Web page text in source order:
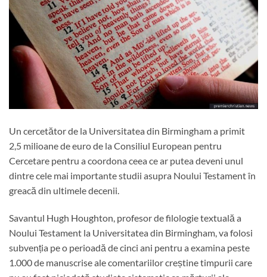
Un cercetător de la Universitatea din Birmingham a primit
2,5 milioane de euro de la Consiliul European pentru
Cercetare pentru a coordona ceea ce ar putea deveni unul
dintre cele mai importante studii asupra Noului Testament în
greacă din ultimele decenii.
Savantul Hugh Houghton, profesor de filologie textuală a
Noului Testament la Universitatea din Birmingham, va folosi
subvenția pe o perioadă de cinci ani pentru a examina peste
1.000 de manuscrise ale comentariilor creștine timpurii care